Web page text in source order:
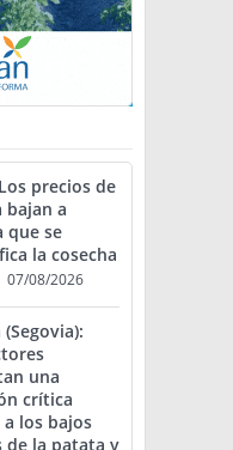
precios de
bajan a
que se
la cosecha
07/08/2026
(Segovia):
una
crítica
los bajos
de la patata y